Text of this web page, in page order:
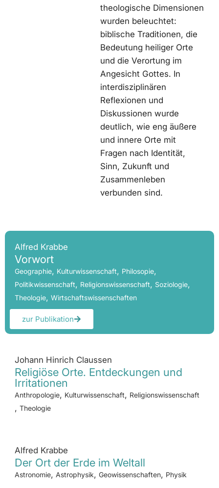
theologische Dimensionen
wurden beleuchtet:
biblische Traditionen, die
Bedeutung heiliger Orte
und die Verortung im
Angesicht Gottes. In
interdisziplinären
Reflexionen und
Diskussionen wurde
deutlich, wie eng äußere
und innere Orte mit
Fragen nach Identität,
Sinn, Zukunft und
Zusammenleben
verbunden sind.
Alfred Krabbe
Vorwort
Geographie, Kulturwissenschaft, Philosopie,
Politikwissenschaft, Religionswissenschaft, Soziologie,
Theologie, Wirtschaftswissenschaften
zur Publikation
Johann Hinrich Claussen
Religiöse Orte. Entdeckungen und
Irritationen
Anthropologie, Kulturwissenschaft, Religionswissenschaft
, Theologie
Alfred Krabbe
Der Ort der Erde im Weltall
Astronomie, Astrophysik, Geowissenschaften, Physik